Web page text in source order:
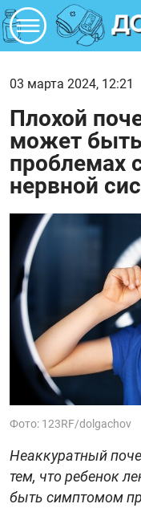
03 марта 2024, 12:21
Плохой
может
проблемах
нервной
Фото: 123RF/dolgachov
Неаккуратный
тем, что ребенок
быть симптомом